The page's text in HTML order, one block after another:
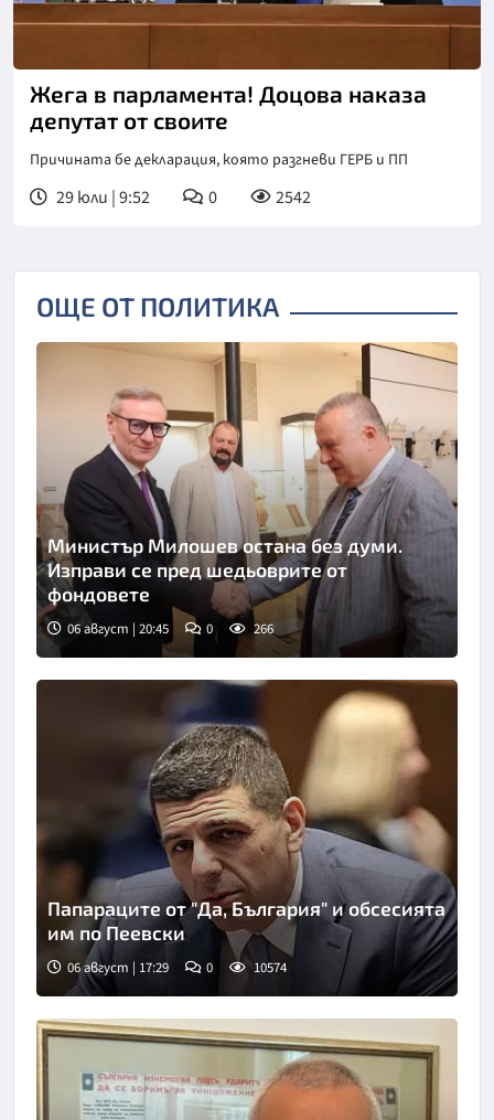
Жега в парламента! Доцова наказа
депутат от своите
Причината бе декларация, която разгневи ГЕРБ и ПП
29 юли | 9:52 0 2542
ОЩЕ ОТ ПОЛИТИКА
Министър Милошев остана без думи.
Изправи се пред шедьоврите от
фондовете
06 август | 20:45 0 266
Папараците от "Да, България" и обсесията
им по Пеевски
06 август | 17:29 0 10574